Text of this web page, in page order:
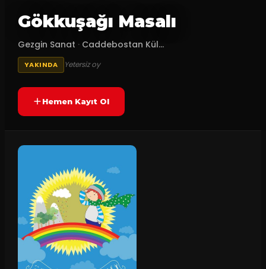
Gökkuşağı Masalı
Gezgin Sanat · Caddebostan Kül...
YAKINDA Yetersiz oy
Hemen Kayıt Ol